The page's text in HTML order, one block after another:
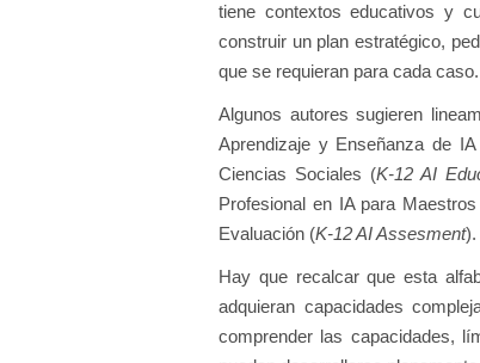
tiene contextos educativos y
construir un plan estratégico,
que se requieran para cada caso.
Algunos autores sugieren
Aprendizaje y Enseñanza de
Ciencias Sociales (K-12 AI
Profesional en IA para
Evaluación (K-12 AI Assesment).
Hay que recalcar que esta
adquieran capacidades
comprender las capacidades,